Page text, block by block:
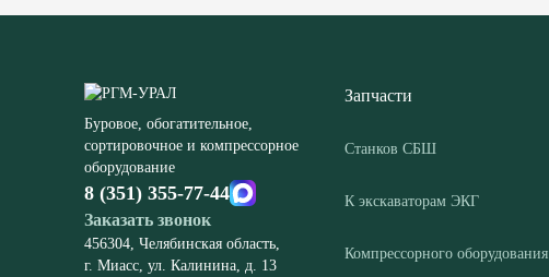
Буровое, обогатительное,
сортировочное и компрессорное
оборудование
8 (351) 355-77-44
Заказать звонок
456304, Челябинская область,
г. Миасс, ул. Калинина, д. 13
Запчасти
Станков СБШ
К экскаваторам ЭКГ
Компрессорного оборудования